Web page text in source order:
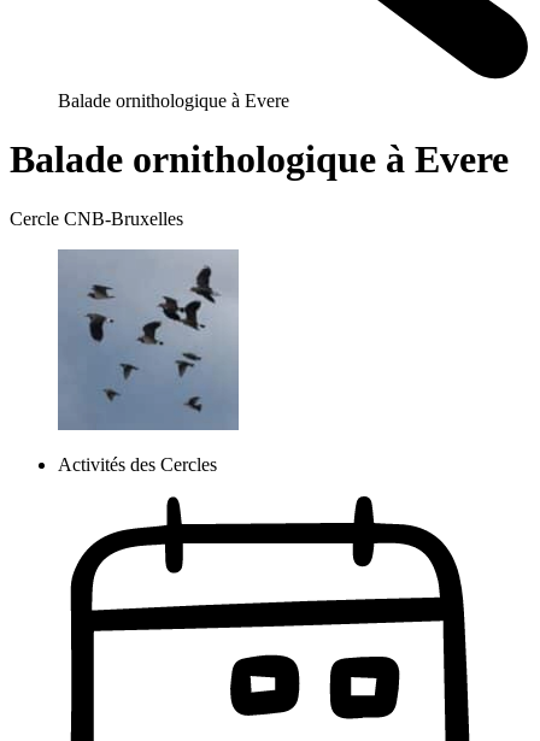
Balade ornithologique à Evere
Balade ornithologique à Evere
Cercle CNB-Bruxelles
Activités des Cercles